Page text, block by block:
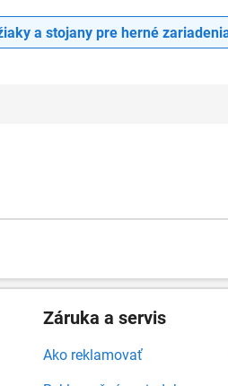
a stojany pre herné
Záruka a servis
Ako reklamovať